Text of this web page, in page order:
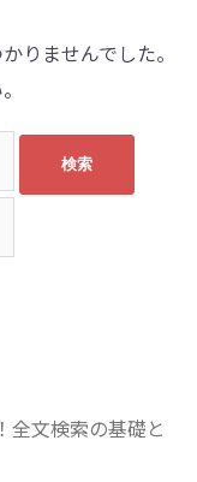
りませんでした。
全文検索の基礎と